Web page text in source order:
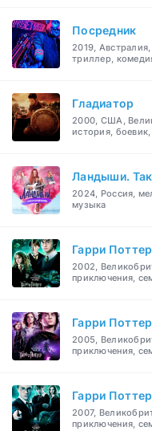
Посредник
2019,
триллер,
Гладиатор
2000, США,
история,
Ландыши.
2024, Россия,
музыка
Гарри
2002,
приключения,
Гарри
2005,
приключения,
Гарри
2007,
приключения,